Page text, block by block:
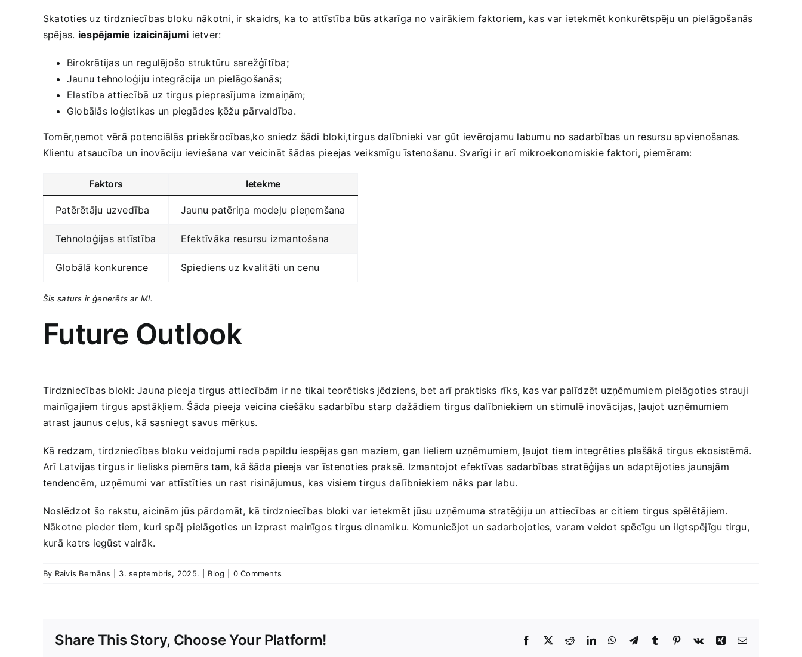
Skatoties uz tirdzniecības bloku nākotni, ir skaidrs, ka⁣ to‌ attīstība ​būs⁤ atkarīga no vairākiem faktoriem, kas ⁤var‍ ietekmēt konkurētspēju un pielāgošanās
spējas. iespējamie izaicinājumi ietver:
Birokrātijas un regulējošo struktūru sarežģītība;
Jaunu‍ tehnoloģiju integrācija un pielāgošanās;
Elastība attiecībā uz⁤ tirgus⁢ pieprasījuma izmaiņām;
Globālās loģistikas un piegādes ķēžu⁤ pārvaldība.
Tomēr,ņemot vērā potenciālās priekšrocības,ko sniedz šādi bloki,tirgus dalībnieki var ⁣gūt ievērojamu labumu‌ no sadarbības un resursu apvienošanas.
Klientu ⁢atsaucība ‌un⁢ inovāciju ieviešana var veicināt‌ šādas ‍pieejas ‍veiksmīgu īstenošanu. Svarīgi ir⁢ arī‌ mikroekonomiskie faktori, piemēram:
Faktors Ietekme
Patērētāju‍ uzvedība Jaunu patēriņa​ modeļu pieņemšana
Tehnoloģijas attīstība Efektīvāka resursu izmantošana
Globālā‍ konkurence Spiediens uz kvalitāti un cenu
Šis⁣ saturs⁢ ir ⁢ģenerēts ar MI.
Future Outlook
Tirdzniecības bloki: Jauna pieeja tirgus attiecībām ir ‌ne tikai teorētisks jēdziens, bet arī ⁢praktisks ‌rīks, kas var palīdzēt uzņēmumiem pielāgoties⁣ strauji⁢
mainīgajiem tirgus apstākļiem. Šāda‌ pieeja⁤ veicina ​ciešāku sadarbību ⁢starp ⁤dažādiem tirgus ‌dalībniekiem ‌un stimulē inovācijas, ļaujot​ uzņēmumiem⁤
atrast ‌jaunus ceļus, ⁤kā sasniegt ⁤savus mērķus.
Kā redzam, tirdzniecības bloku veidojumi rada⁣ papildu‍ iespējas gan maziem, ⁤gan lieliem uzņēmumiem,​ ļaujot tiem integrēties plašākā​ tirgus ekosistēmā.
Arī ⁣Latvijas tirgus ⁤ir lielisks piemērs tam, kā šāda pieeja‍ var īstenoties⁣ praksē. Izmantojot efektīvas ​sadarbības stratēģijas un adaptējoties jaunajām
tendencēm, uzņēmumi var attīstīties un rast risinājumus, kas ‌visiem‍ tirgus ⁣dalībniekiem⁣ nāks ⁤par labu.
Noslēdzot ⁣šo rakstu, aicinām jūs pārdomāt, kā ​tirdzniecības ​bloki var ietekmēt jūsu uzņēmuma stratēģiju un‌ attiecības ar citiem‍ tirgus spēlētājiem.​
Nākotne pieder​ tiem, kuri spēj ​pielāgoties⁤ un izprast ​mainīgos tirgus dinamiku. ⁤Komunicējot un sadarbojoties, varam veidot spēcīgu un ilgtspējīgu tirgu,
kurā​ katrs iegūst vairāk.
By Raivis Bernāns 3. septembris, 2025. Blog 0 Comments
Share This Story, Choose Your Platform! Facebook
X RedditLinkedInWhatsApp
TelegramTumblr Pinterest
Vk Xing E-